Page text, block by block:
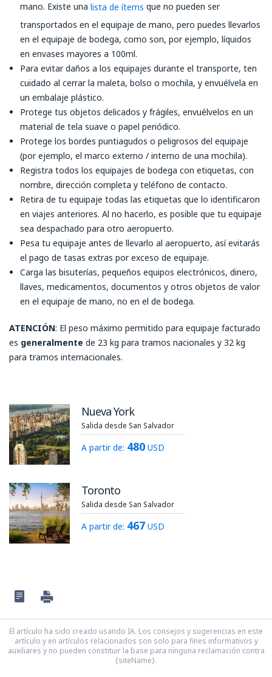
mano. Existe una lista de ítems que no pueden ser
transportados en el equipaje de mano, pero puedes llevarlos
en el equipaje de bodega, como son, por ejemplo, líquidos
en envases mayores a 100ml.
Para evitar daños a los equipajes durante el transporte, ten
cuidado al cerrar la maleta, bolso o mochila, y envuélvela en
un embalaje plástico.
Protege tus objetos delicados y frágiles, envuélvelos en un
material de tela suave o papel periódico.
Protege los bordes puntiagudos o peligrosos del equipaje
(por ejemplo, el marco externo / interno de una mochila).
Registra todos los equipajes de bodega con etiquetas, con
nombre, dirección completa y teléfono de contacto.
Retira de tu equipaje todas las etiquetas que lo identificaron
en viajes anteriores. Al no hacerlo, es posible que tu equipaje
sea despachado para otro aeropuerto.
Pesa tu equipaje antes de llevarlo al aeropuerto, así evitarás
el pago de tasas extras por exceso de equipaje.
Carga las bisuterías, pequeños equipos electrónicos, dinero,
llaves, medicamentos, documentos y otros objetos de valor
en el equipaje de mano, no en el de bodega.
ATENCIÓN: El peso máximo permitido para equipaje facturado
es generalmente de 23 kg para tramos nacionales y 32 kg
para tramos internacionales.
Nueva York
Salida desde San Salvador
A partir de: 480 USD
Toronto
Salida desde San Salvador
A partir de: 467 USD
El artículo ha sido creado usando IA. Los consejos y sugerencias en este
artículo y en artículos relacionados son solo para fines informativos y
auxiliares y no pueden constituir la base para ninguna reclamación contra
{siteName}.